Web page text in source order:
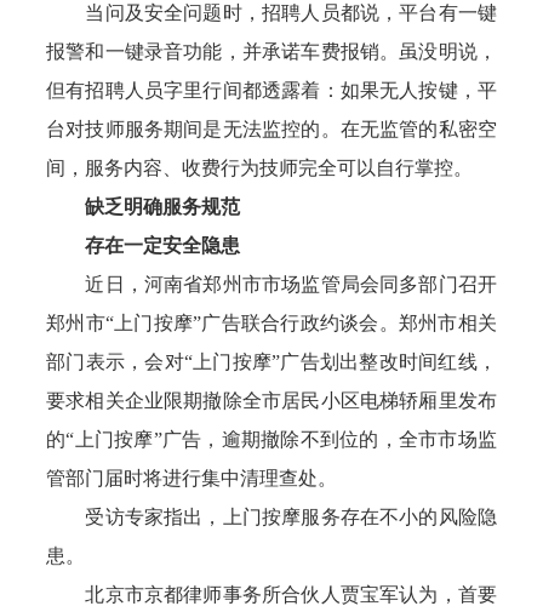
当问及安全问题时，招聘人员都说，平台有一键
报警和一键录音功能，并承诺车费报销。虽没明说，
但有招聘人员字里行间都透露着：如果无人按键，平
台对技师服务期间是无法监控的。在无监管的私密空
间，服务内容、收费行为技师完全可以自行掌控。
缺乏明确服务规范
存在一定安全隐患
近日，河南省郑州市市场监管局会同多部门召开
郑州市“上门按摩”广告联合行政约谈会。郑州市相关
部门表示，会对“上门按摩”广告划出整改时间红线，
要求相关企业限期撤除全市居民小区电梯轿厢里发布
的“上门按摩”广告，逾期撤除不到位的，全市市场监
管部门届时将进行集中清理查处。
受访专家指出，上门按摩服务存在不小的风险隐
患。
北京市京都律师事务所合伙人贾宝军认为，首要